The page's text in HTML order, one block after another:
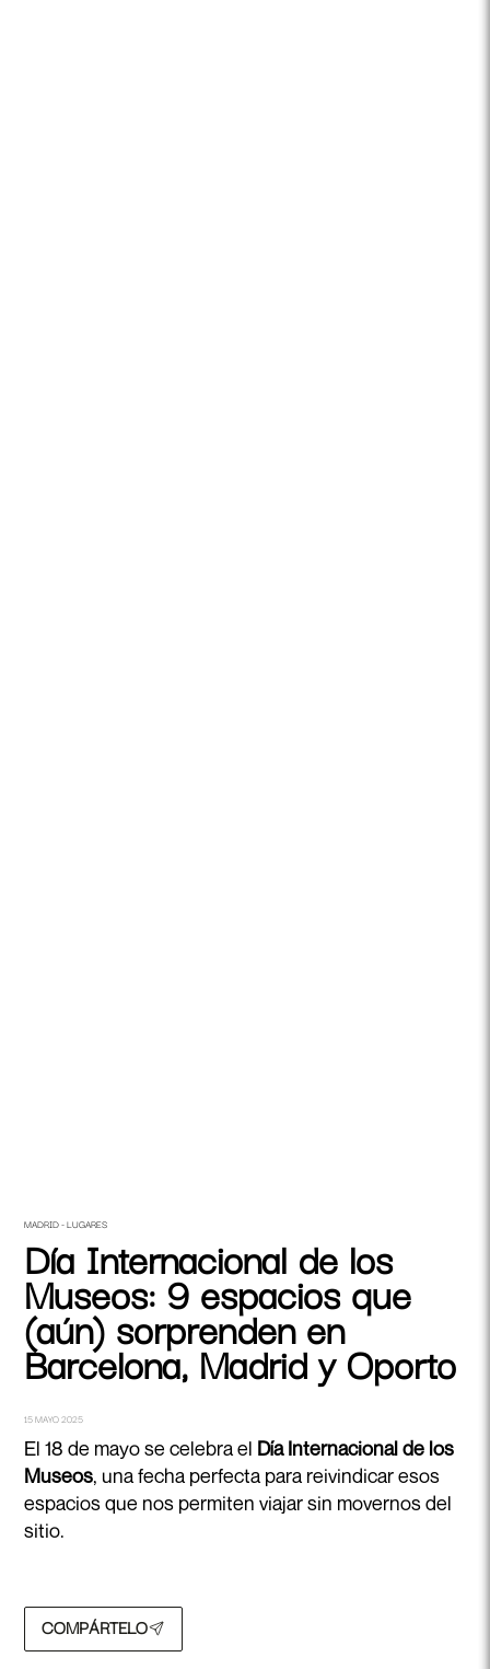
MADRID - LUGARES
Día Internacional de los
Museos: 9 espacios que
(aún) sorprenden en
Barcelona, Madrid y Oporto
15 MAYO 2025
El 18 de mayo se celebra el Día Internacional de los
Museos, una fecha perfecta para reivindicar esos
espacios que nos permiten viajar sin movernos del
sitio.
COMPÁRTELO